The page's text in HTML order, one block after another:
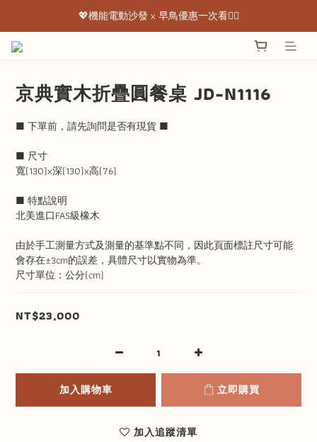
💖機能電動沙發 x 早鳥優惠一次看👇🏻
💖機能電動沙發 x 早鳥優惠一次看👇🏻
京典實木折疊圓餐桌 JD-N1116
■ 下單前，請先詢問是否有現貨 ■
■ 尺寸
寬(130)x深(130)x高(76)
■ 特點說明
北美進口FAS級橡木
由於手工測量方式及測量的基準點不同，因此頁面標註尺寸可能
會存在±3cm的誤差，具體尺寸以實物為準。
尺寸單位：公分(cm)
NT$23,000
加入購物車 立即購買
加入追蹤清單